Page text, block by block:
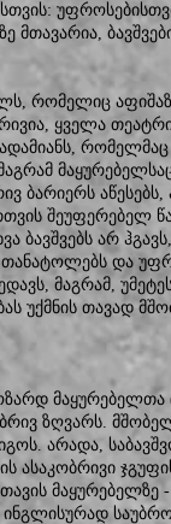
მთავარია,
რომელიც
ყველა
ადამიანს,
ბარიერს აწესებს,
შეუფერებელ
ბავშვებს არ
თანატოლებს და
მაგრამ, უმეტეს
უქმნის თავად
ზღვარს.
არადა,
ასაკობრივი
მაყურებელზე -
ინგლისურად